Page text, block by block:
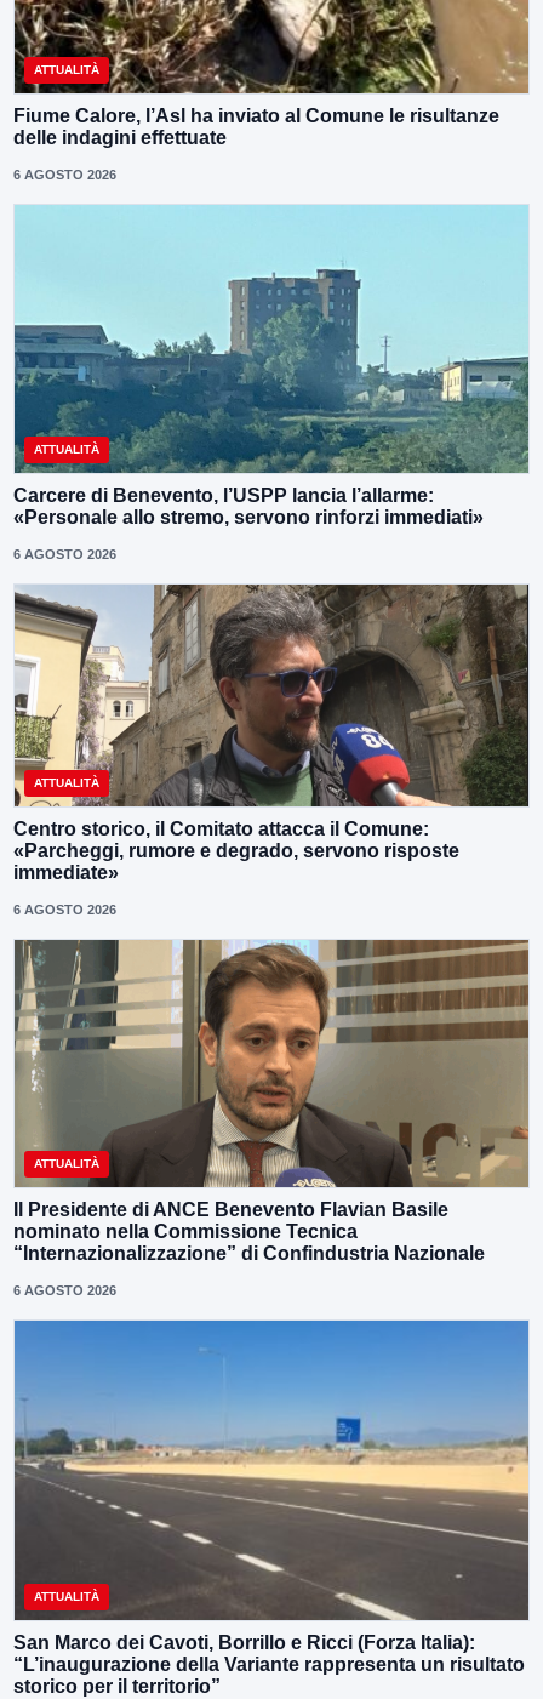
ATTUALITÀ
Fiume Calore, l’Asl ha inviato al Comune le risultanze
delle indagini effettuate
6 AGOSTO 2026
ATTUALITÀ
Carcere di Benevento, l’USPP lancia l’allarme:
«Personale allo stremo, servono rinforzi immediati»
6 AGOSTO 2026
ATTUALITÀ
Centro storico, il Comitato attacca il Comune:
«Parcheggi, rumore e degrado, servono risposte
immediate»
6 AGOSTO 2026
ATTUALITÀ
Il Presidente di ANCE Benevento Flavian Basile
nominato nella Commissione Tecnica
“Internazionalizzazione” di Confindustria Nazionale
6 AGOSTO 2026
ATTUALITÀ
San Marco dei Cavoti, Borrillo e Ricci (Forza Italia):
“L’inaugurazione della Variante rappresenta un risultato
storico per il territorio”